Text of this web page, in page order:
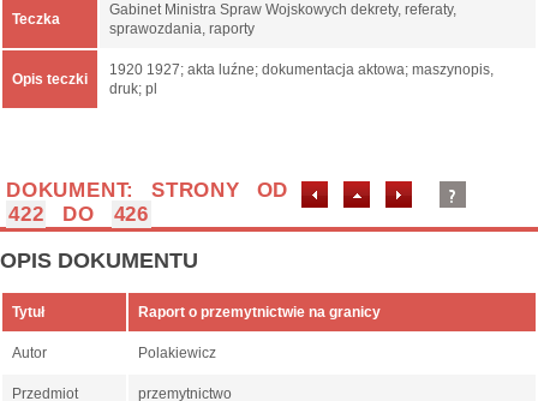
Teczka
Gabinet Ministra Spraw Wojskowych dekrety, referaty,
sprawozdania, raporty
Opis teczki
1920 1927; akta luźne; dokumentacja aktowa; maszynopis,
druk; pl
DOKUMENT: STRONY OD
422
DO 426
OPIS DOKUMENTU
Tytuł Raport o przemytnictwie na granicy
Autor Polakiewicz
Przedmiot przemytnictwo